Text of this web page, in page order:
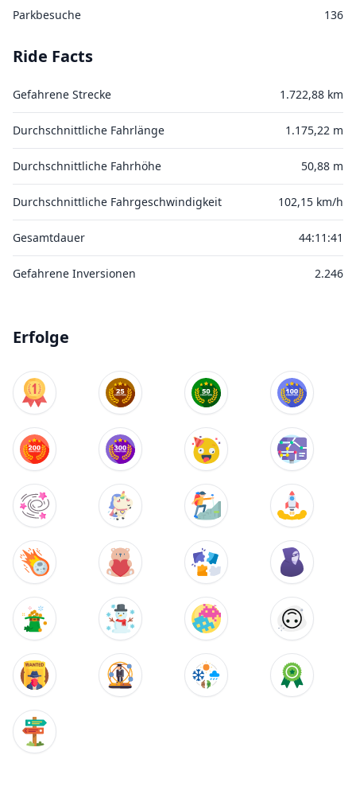
Parkbesuche 136
Ride Facts
Gefahrene Strecke 1.722,88 km
Durchschnittliche Fahrlänge 1.175,22 m
Durchschnittliche Fahrhöhe 50,88 m
Durchschnittliche Fahrgeschwindigkeit 102,15 km/h
Gesamtdauer 44:11:41
Gefahrene Inversionen 2.246
Erfolge